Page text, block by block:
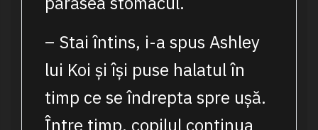
– Stai întins, i-a spus Ashley
lui Koi și își puse halatul în
timp ce se îndrepta spre ușă.
Între timp, copilul continua